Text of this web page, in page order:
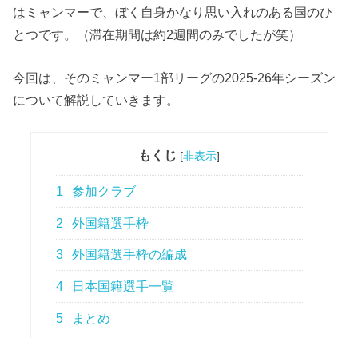
はミャンマーで、ぼく自身かなり思い入れのある国のひ
とつです。（滞在期間は約2週間のみでしたが笑）
今回は、そのミャンマー1部リーグの2025-26年シーズン
について解説していきます。
もくじ [非表示]
1 参加クラブ
2 外国籍選手枠
3 外国籍選手枠の編成
4 日本国籍選手一覧
5 まとめ